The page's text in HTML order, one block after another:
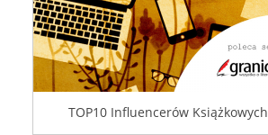
TOP10 Influencerów Książkowych